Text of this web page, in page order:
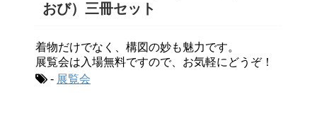
おび）三冊セット
着物だけでなく、構図の妙も魅力です。
展覧会は入場無料ですので、お気軽にどうぞ！
- 展覧会